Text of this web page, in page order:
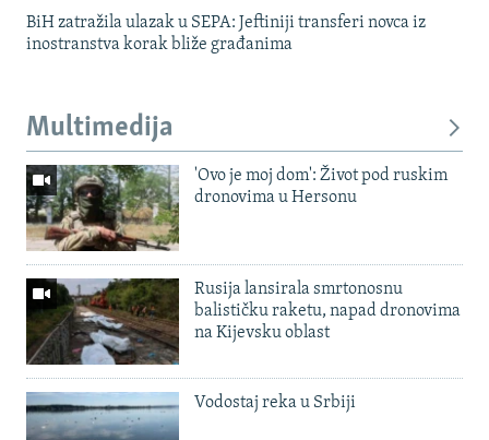
BiH zatražila ulazak u SEPA: Jeftiniji transferi novca iz
inostranstva korak bliže građanima
Multimedija
'Ovo je moj dom': Život pod ruskim
dronovima u Hersonu
Rusija lansirala smrtonosnu
balističku raketu, napad dronovima
na Kijevsku oblast
Vodostaj reka u Srbiji